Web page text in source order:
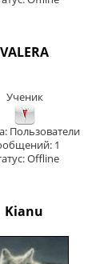
VALERA
Ученик
Пользователи
1
Offline
Kianu